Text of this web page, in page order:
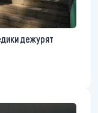
дежурят